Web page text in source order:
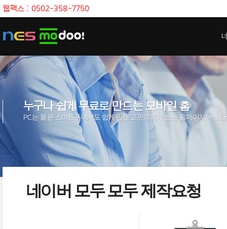
웹팩스 : 0502-358-7750
누구나 쉽게 무료로 만드는 모바일 홈
PC는 물론 스마트폰에서도 쉽게 만들고 편리하게 쓰는 홈페이지,
네이버 모두 모두 제작요청